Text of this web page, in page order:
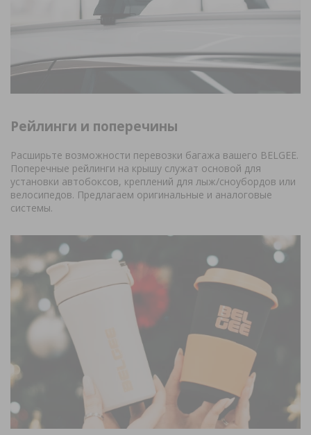
Рейлинги и поперечины
Расширьте возможности перевозки багажа вашего BELGEE.
Поперечные рейлинги на крышу служат основой для
установки автобоксов, креплений для лыж/сноубордов или
велосипедов. Предлагаем оригинальные и аналоговые
системы.